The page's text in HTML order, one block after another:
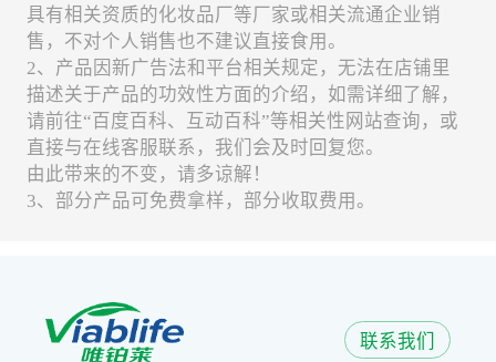
具有相关资质的化妆品厂等厂家或相关流通企业销
售，不对个人销售也不建议直接食用。
2、产品因新广告法和平台相关规定，无法在店铺里
描述关于产品的功效性方面的介绍，如需详细了解，
请前往“百度百科、互动百科”等相关性网站查询，或
直接与在线客服联系，我们会及时回复您。
由此带来的不变，请多谅解！
3、部分产品可免费拿样，部分收取费用。
联系我们